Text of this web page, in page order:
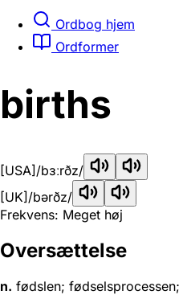
Ordbog hjem
Ordformer
births
[USA] /bɜːrðz/
[UK] /bərðz/
Frekvens: Meget høj
Oversættelse
n. fødslen;